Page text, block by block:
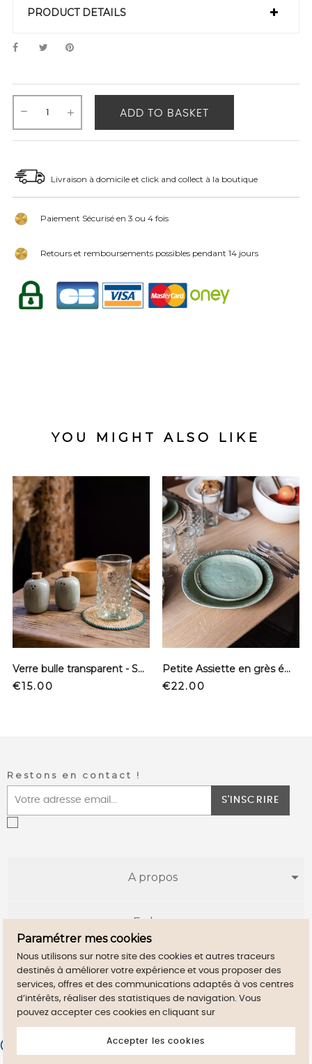
PRODUCT DETAILS
ADD TO BASKET
Livraison à domicile et click and collect à la boutique
Paiement Sécurisé en 3 ou 4 fois
Retours et remboursements possibles pendant 14 jours
YOU MIGHT ALSO LIKE
Verre bulle transparent - Soufflé bouche
Price
€15.00
Petite Assiette en grès émaillé - Vert de Mer
Price
€22.00
Restons en contact !
S'INSCRIRE
A propos
E-shop
Infos utiles
Merchant approved by Guaranteed Reviews Company,
to display attestation.
Paramétrer mes cookies
Nous utilisons sur notre site des cookies et autres traceurs
destinés à améliorer votre expérience et vous proposer des
services, offres et des communications adaptés à vos centres
d’intérêts, réaliser des statistiques de navigation. Vous
pouvez accepter ces cookies en cliquant sur
Accepter les cookies